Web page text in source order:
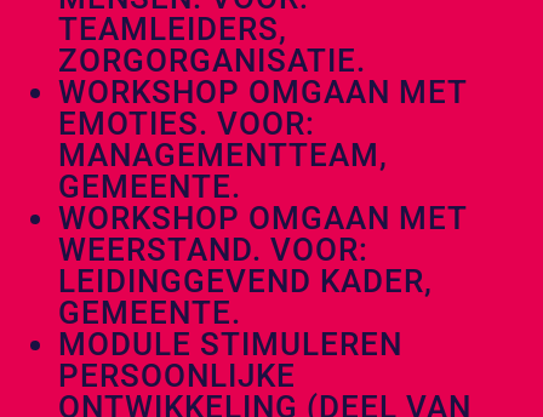
TEAMLEIDERS,
ZORGORGANISATIE.
WORKSHOP OMGAAN MET
EMOTIES. VOOR:
MANAGEMENTTEAM,
GEMEENTE.
WORKSHOP OMGAAN MET
WEERSTAND. VOOR:
LEIDINGGEVEND KADER,
GEMEENTE.
MODULE STIMULEREN
PERSOONLIJKE
ONTWIKKELING (DEEL VAN